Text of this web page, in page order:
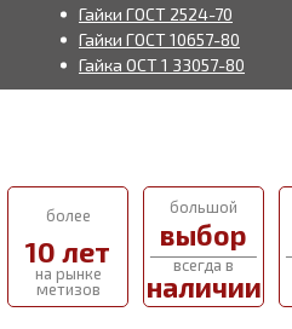
Гайки ГОСТ 2524-70
Гайки ГОСТ 10657-80
Гайка ОСТ 1 33057-80
более
10 лет
на рынке
метизов
большой
выбор
всегда в
наличии